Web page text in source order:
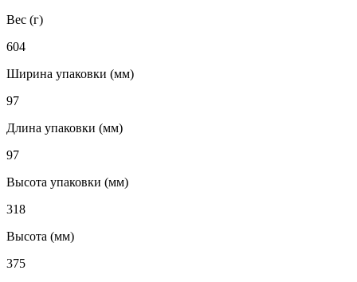
Вес (г)
604
Ширина упаковки (мм)
97
Длина упаковки (мм)
97
Высота упаковки (мм)
318
Высота (мм)
375